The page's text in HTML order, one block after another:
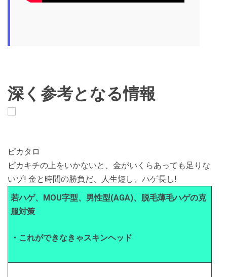
深く参考となる情報
ピカタロ
ピカキチの上をいかないと、金がいくらあっても足りな
いゾ! 金と時間の勝負だ、人生短し、ハゲ長し!
若ハゲ、MOU字型、男性型(AGA)、脱毛薄毛ハゲの克
服対策
・これができなきゃスキンヘッド